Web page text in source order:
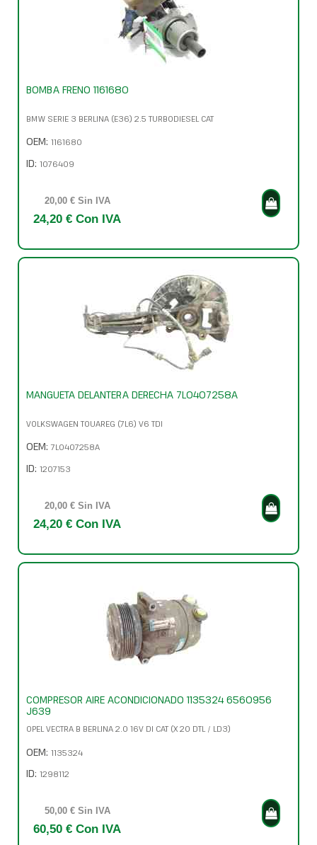
BOMBA FRENO 1161680
BMW SERIE 3 BERLINA (E36) 2.5 TURBODIESEL CAT
OEM: 1161680
ID: 1076409
20,00 € Sin IVA
24,20 € Con IVA
MANGUETA DELANTERA DERECHA 7L0407258A
VOLKSWAGEN TOUAREG (7L6) V6 TDI
OEM: 7L0407258A
ID: 1207153
20,00 € Sin IVA
24,20 € Con IVA
COMPRESOR AIRE ACONDICIONADO 1135324 6560956
J639
OPEL VECTRA B BERLINA 2.0 16V DI CAT (X 20 DTL / LD3)
OEM: 1135324
ID: 1298112
50,00 € Sin IVA
60,50 € Con IVA